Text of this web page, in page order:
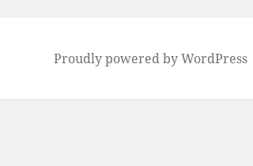
Proudly powered by WordPress